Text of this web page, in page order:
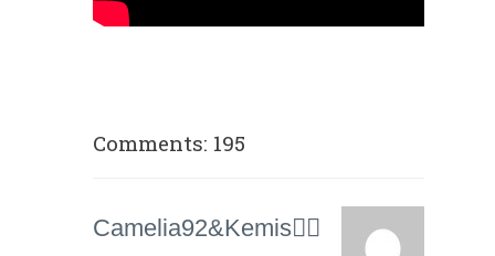
Comments: 195
Camelia92&Kemis🧞‍♀️